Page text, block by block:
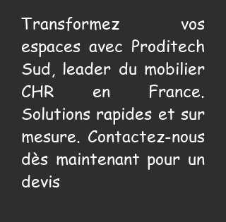
Transformez vos
espaces avec Proditech
Sud, leader du mobilier
CHR en France.
Solutions rapides et sur
mesure. Contactez-nous
dès maintenant pour un
devis